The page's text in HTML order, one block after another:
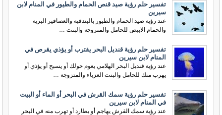
تفسير حلم رؤية صيد قنص الحمام والطيور في المنام لابن
سيرين
عند رؤية صيد الحمام والطيور بالبندقية والعصافير البرية
والحمام الابيض للحامل والمتزوجة والبنت …
تفسير حلم رؤية قنديل البحر يقترب أو يؤذي يقرص في
المنام لابن سيرين
عند رؤية قنديل البحر الهلامي يعوم حولك أو يسبح أو يؤذي أو
يهرب منك للحامل والبنت العزباء والمتزوجة …
تفسير حلم رؤية سمك القرش في البحر أو الماء أو البيت
في المنام لابن سيرين
عند رؤية سمك القرش يهاجم أو يطارد أو تهرب منه في البحر